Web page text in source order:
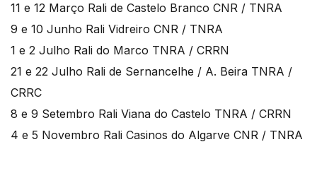
11 e 12 Março Rali de Castelo Branco CNR / TNRA
9 e 10 Junho Rali Vidreiro CNR / TNRA
1 e 2 Julho Rali do Marco TNRA / CRRN
21 e 22 Julho Rali de Sernancelhe / A. Beira TNRA /
CRRC
8 e 9 Setembro Rali Viana do Castelo TNRA / CRRN
4 e 5 Novembro Rali Casinos do Algarve CNR / TNRA